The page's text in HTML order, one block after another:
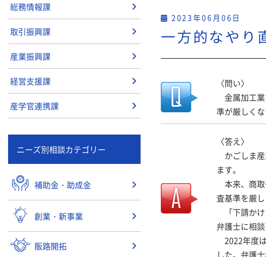
2023年06月06日
一方的なやり
〈問い〉
金属加工業
準が厳しく
〈答え〉
かごしま産
ます
本来、商取
査基準を厳
「下請かけ
弁護士に相
2022年度
総務情報課
取引振興課
産業振興課
経営支援課
産学官連携課
ニーズ別相談カテゴリー
補助金・助成金
創業・新事業
販路開拓